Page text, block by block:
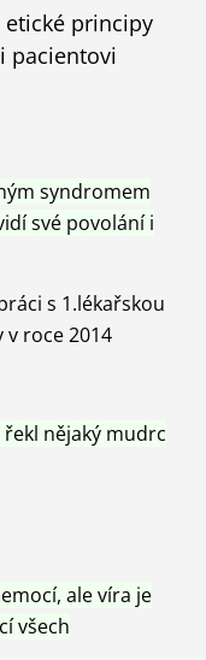
principy
pacientovi
syndromem
své povolání i
s 1.lékařskou
roce 2014
nějaký mudrc
ale víra je
všech